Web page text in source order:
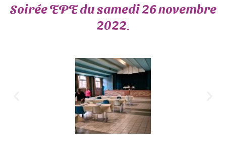
Soirée EPE du samedi 26 novembre
2022.